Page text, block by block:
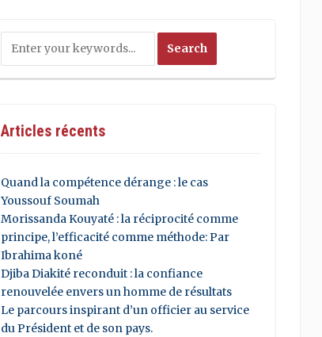
Articles récents
Quand la compétence dérange : le cas
Youssouf Soumah
Morissanda Kouyaté : la réciprocité comme
principe, l’efficacité comme méthode: Par
Ibrahima koné
Djiba Diakité reconduit : la confiance
renouvelée envers un homme de résultats
Le parcours inspirant d’un officier au service
du Président et de son pays.